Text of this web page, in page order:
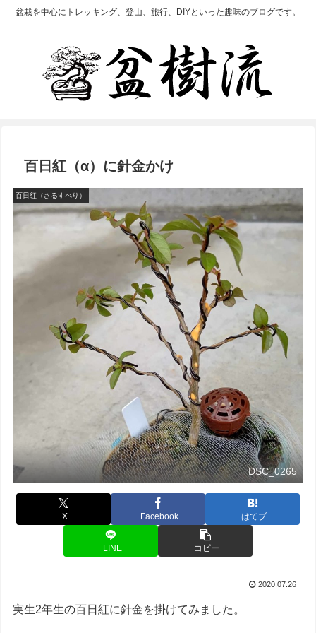
盆栽を中心にトレッキング、登山、旅行、DIYといった趣味のブログです。
百日紅（α）に針金かけ
百日紅（さるすべり）
DSC_0265
X Facebook はてブ
LINE コピー
2020.07.26
実生2年生の百日紅に針金を掛けてみました。